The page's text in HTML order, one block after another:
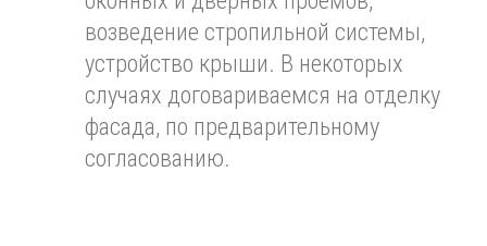
возведение стропильной системы,
устройство крыши. В некоторых
случаях договариваемся на отделку
фасада, по предварительному
согласованию.